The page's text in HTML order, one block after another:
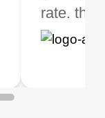
rate. this
great
is easy
App